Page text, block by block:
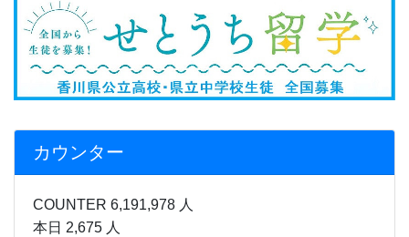
カウンター
COUNTER 6,191,978 人
本日 2,675 人